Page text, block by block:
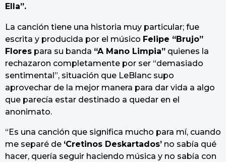
Ella”.
La canción tiene una historia muy particular; fue
escrita y producida por el músico Felipe “Brujo”
Flores para su banda “A Mano Limpia” quienes la
rechazaron completamente por ser “demasiado
sentimental”, situación que LeBlanc supo
aprovechar de la mejor manera para dar vida a algo
que parecía estar destinado a quedar en el
anonimato.
“Es una canción que significa mucho para mí, cuando
me separé de ‘Cretinos Deskartados’ no sabía qué
hacer, quería seguir haciendo música y no sabía con